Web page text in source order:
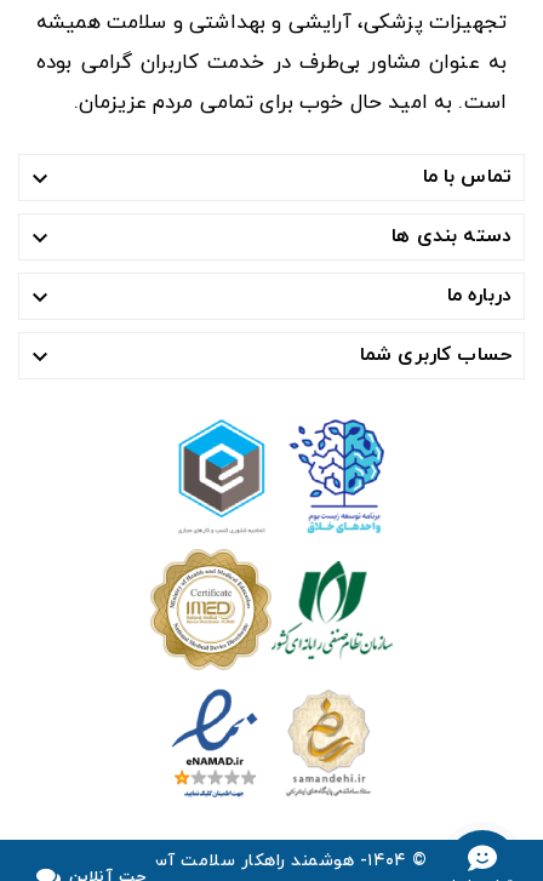
تجهیزات پزشکی، آرایشی و بهداشتی و سلامت همیشه
به عنوان مشاور بی‌طرف در خدمت کاربران گرامی بوده
است. به امید حال خوب برای تمامی مردم عزیزمان.
تماس با ما 
دسته بندی ها 
درباره ما 
حساب کاربری شما 
© ۱۴۰۴- هوشمند راهکار سلامت آسیا ™